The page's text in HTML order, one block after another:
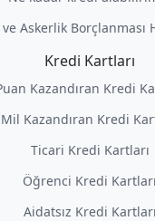
Askerlik Borçlanması
Kredi Kartları
Kazandıran Kredi
Mil Kazandıran Kredi
Ticari Kredi Kartları
Öğrenci Kredi Kartları
Aidatsız Kredi Kartları